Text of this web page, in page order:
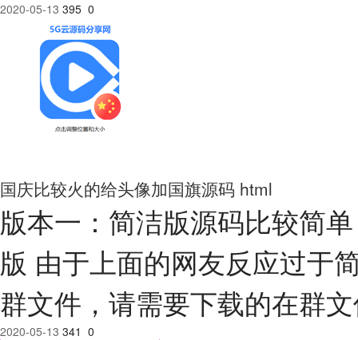
2020-05-13 395 0
国庆比较火的给头像加国旗源码 html
版本一：简洁版源码比较简
版 由于上面的网友反应过于
群文件，请需要下载的在群
2020-05-13 341 0